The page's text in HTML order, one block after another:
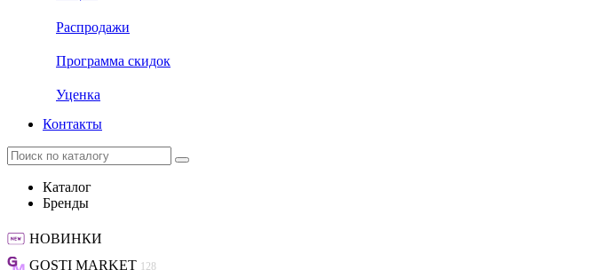
Распродажи
Программа скидок
Уценка
Контакты
Каталог
Бренды
НОВИНКИ
GOSTI MARKET 128